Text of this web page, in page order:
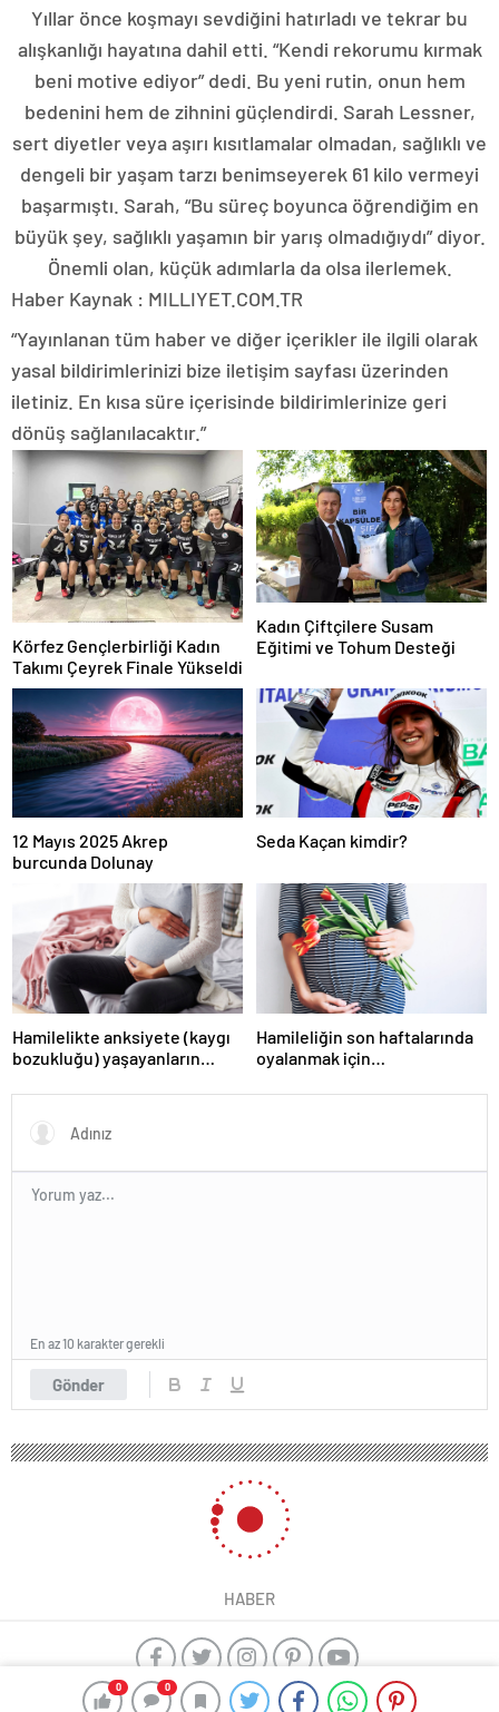
0 0
Yıllar önce koşmayı sevdiğini hatırladı ve tekrar bu
alışkanlığı hayatına dahil etti. “Kendi rekorumu kırmak
beni motive ediyor” dedi. Bu yeni rutin, onun hem
bedenini hem de zihnini güçlendirdi. Sarah Lessner,
sert diyetler veya aşırı kısıtlamalar olmadan, sağlıklı ve
dengeli bir yaşam tarzı benimseyerek 61 kilo vermeyi
başarmıştı. Sarah, “Bu süreç boyunca öğrendiğim en
büyük şey, sağlıklı yaşamın bir yarış olmadığıydı” diyor.
Önemli olan, küçük adımlarla da olsa ilerlemek.
Haber Kaynak : MILLIYET.COM.TR
“Yayınlanan tüm haber ve diğer içerikler ile ilgili olarak
yasal bildirimlerinizi bize iletişim sayfası üzerinden
iletiniz. En kısa süre içerisinde bildirimlerinize geri
dönüş sağlanılacaktır.”
Körfez Gençlerbirliği Kadın
Takımı Çeyrek Finale Yükseldi
Kadın Çiftçilere Susam
Eğitimi ve Tohum Desteği
12 Mayıs 2025 Akrep
burcunda Dolunay
Seda Kaçan kimdir?
Hamilelikte anksiyete (kaygı
bozukluğu) yaşayanların
Hamileliğin son haftalarında
oyalanmak için…
Gönder
En az 10 karakter gerekli
HABER
yangın algılama sistemleri ajax alarm Kayseri çıkışlı Karadeniz